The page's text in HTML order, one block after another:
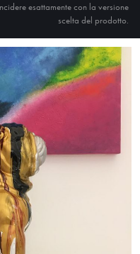
esattamente con la versione
scelta del prodotto.